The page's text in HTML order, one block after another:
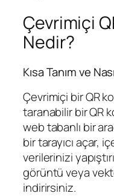
Çevrimiçi
Nedir?
Kısa Tanım ve
Çevrimiçi bir QR
taranabilir bir QR
web tabanlı bir
bir tarayıcı açar,
verilerinizi
görüntü veya
indirirsiniz.